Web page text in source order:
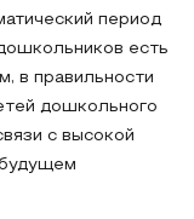
период
есть
в правильности
дошкольного
с высокой